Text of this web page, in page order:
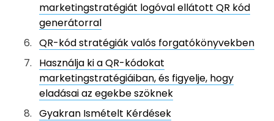
marketingstratégiát logóval ellátott QR kód
generátorral
QR-kód stratégiák valós forgatókönyvekben
Használja ki a QR-kódokat
marketingstratégiáiban, és figyelje, hogy
eladásai az egekbe szöknek
Gyakran Ismételt Kérdések